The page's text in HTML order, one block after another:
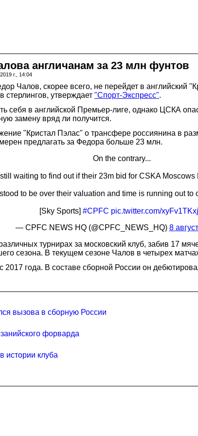
англичанам за 23 млн фунтов
г., 14:04
Чалов, скорее всего, не перейдет в английский
стерлингов, утверждает "Спорт-Экспресс".
себя в английской Премьер-лиге, однако ЦСКА
замену вряд ли получится.
"Кристал Пэлас" о трансфере россиянина в
предлагать за Федора больше 23 млн.
On the contrary...
waiting to find out if their 23m bid for CSKA
to be over their valuation and time is running out to
[Sky Sports] #CPFC pic.twitter.com/
— CPFC NEWS HQ (@CPFC_NEWS_HQ) 8
турнирах за московский клуб, забив 17
сезона. В текущем сезоне Чалов в четырех
года. В составе сборной России он
вызова в сборную России
форварда
истории клуба